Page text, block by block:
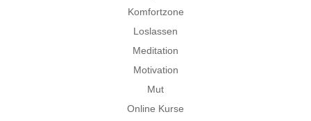
Komfortzone
Loslassen
Meditation
Motivation
Mut
Online Kurse